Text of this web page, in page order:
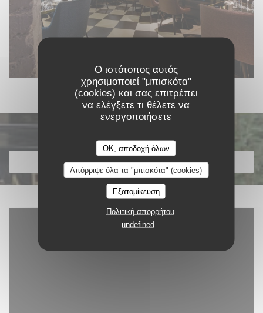
Ο ιστότοπος αυτός
χρησιμοποιεί "μπισκότα"
(cookies) και σας επιτρέπει
να ελέγξετε τι θέλετε να
ενεργοποιήσετε
OK, αποδοχή όλων
Απόρριψε όλα τα "μπισκότα" (cookies)
Εξατομίκευση
Πολιτική απορρήτου
undefined
ΑΝΑΚΑΛΎΨΤΕ ΤΟ ΜΕΝΟΎ ΜΑΣ